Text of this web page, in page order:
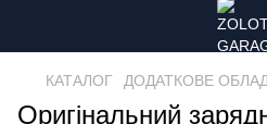
КАТАЛОГ ДОДАТКОВЕ
Оригінальний